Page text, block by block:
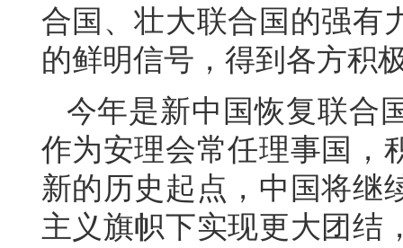
合国、壮大联合国的强有
的鲜明信号，得到各方积
今年是新中国恢复联合
作为安理会常任理事国，
新的历史起点，中国将继
主义旗帜下实现更大团结